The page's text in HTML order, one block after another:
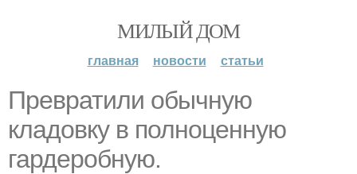
МИЛЫЙ ДОМ
главная новости статьи
Превратили обычную
кладовку в полноценную
гардеробную.